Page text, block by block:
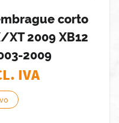
corto
XT 2009 XB12
2009
IVA